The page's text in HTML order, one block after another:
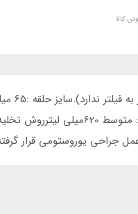
کالا
سایز 50-15 /65 و یا از قبل
جراحی یوروستومی قرار